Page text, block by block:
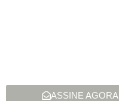
ASSINE AGORA